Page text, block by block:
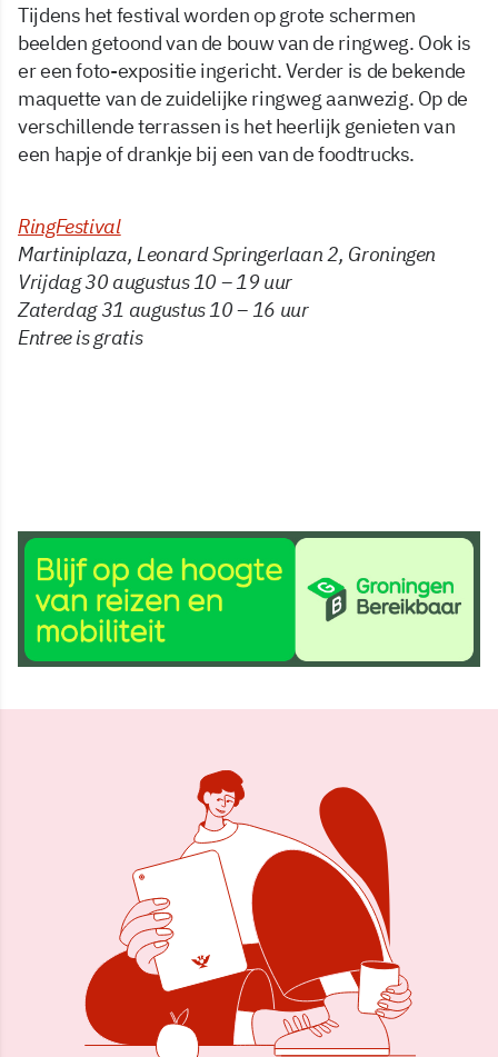
Tijdens het festival worden op grote schermen
beelden getoond van de bouw van de ringweg. Ook is
er een foto-expositie ingericht. Verder is de bekende
maquette van de zuidelijke ringweg aanwezig. Op de
verschillende terrassen is het heerlijk genieten van
een hapje of drankje bij een van de foodtrucks.
RingFestival
Martiniplaza, Leonard Springerlaan 2, Groningen
Vrijdag 30 augustus 10 – 19 uur
Zaterdag 31 augustus 10 – 16 uur
Entree is gratis
15 aug 2024, 09:31
Delen